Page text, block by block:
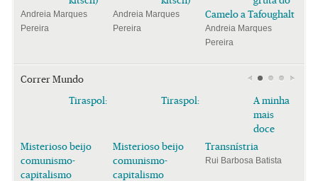
Andreia Marques
Pereira
Andreia Marques
Pereira
Camelo a Tafoughalt
Andreia Marques
Pereira
Correr Mundo
Tiraspol:
Misterioso beijo
comunismo-
capitalismo
Tiraspol:
Misterioso beijo
comunismo-
capitalismo
A minha
mais
doce
Transnístria
Rui Barbosa Batista